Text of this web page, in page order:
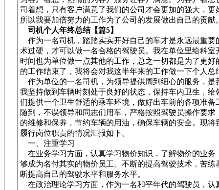
司着想，只有客户满意了我们的公司才会更加的强大，更
所以我要加倍努力的工作为了公司的发展做出自己的贡献
司机个人年终总结【篇5】
作为一名司机，踏踏实实开好自己的车才是永远最重要
术过硬，才可以做一名合格的驾驶员。我在单位里给科室
时间也为单位做一点其他的工作，总之一切都是为了更好
的工作结束了，我将会对我这半年来的工作做一下个人总
作为单位的一名司机，为领导提供周到细心的服务，是
我坚持做到车辆时刻处于良好的状态，保持车内卫生，给
们提供一个卫生舒适的乘车环境，做好出车前的各项准备
随到，不误领导和同志们用车，严格按照驾驶员操作要求
的维修和保养，节约车辆的用油，确保车辆的安全。现将
履行岗位职责的情况汇报如下。
一、注重学习
在业务学习方面，认真学习物价知识，了解物价的业务
够成为名付其实的物价员工。不断的提高驾驶技术，苦练
断提高自己的驾驶水平和服务水平。
在政治理论学习方面，作为一名和平年代的驾驶员，认